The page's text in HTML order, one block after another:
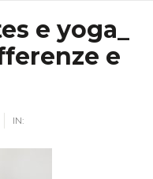
e yoga_
e
IN: